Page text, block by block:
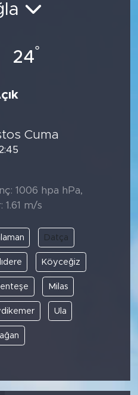
24°
Cuma
1006 hpa hPa,
1.61 m/s
Datça
Köyceğiz
Milas
Ula